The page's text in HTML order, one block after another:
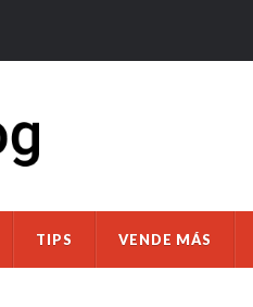
TIPS VENDE MÁS